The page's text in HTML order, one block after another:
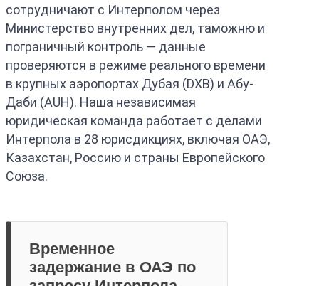
сотрудничают с Интерполом через
Министерство внутренних дел, таможню и
пограничный контроль — данные
проверяются в режиме реального времени
в крупных аэропортах Дубая (DXB) и Абу-
Даби (AUH). Наша независимая
юридическая команда работает с делами
Интерпола в 28 юрисдикциях, включая ОАЭ,
Казахстан, Россию и страны Европейского
Союза.
Временное
задержание в ОАЭ по